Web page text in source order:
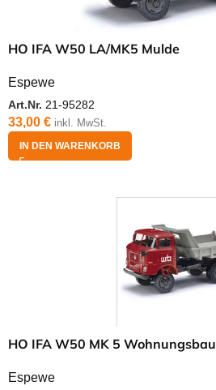
HO IFA W50 LA/MK5 Mulde
Espewe
Art.Nr. 21-95282
33,00 € inkl. MwSt.
IN DEN WARENKORB
HO IFA W50 MK 5 Wohnungsbau
Espewe